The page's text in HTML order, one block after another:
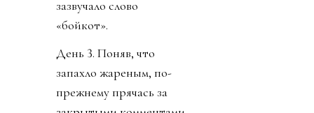
зазвучало слово
«бойкот».
День 3. Поняв, что
запахло жареным, по-
прежнему прячась за